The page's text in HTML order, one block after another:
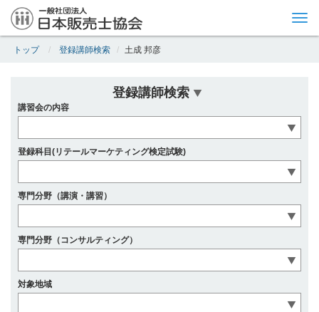
トップ 登録講師検索 土成 邦彦
登録講師検索
講習会の内容
登録科目(リテールマーケティング検定試験)
専門分野（講演・講習）
専門分野（コンサルティング）
対象地域